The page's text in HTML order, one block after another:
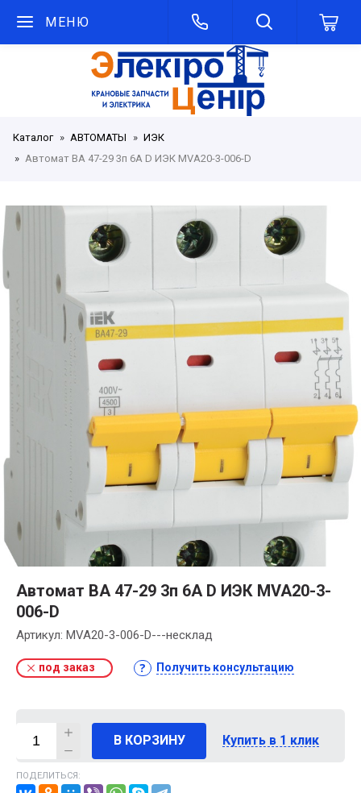
МЕНЮ
Каталог АВТОМАТЫ
ИЭК
Автомат ВА 47-29 3п 6А D ИЭК MVA20-3-006-D
Автомат ВА 47-29 3п 6А D ИЭК MVA20-3-
006-D
Артикул: MVA20-3-006-D---несклад
под заказ Получить консультацию
В КОРЗИНУ Купить в 1 клик
ПОДЕЛИТЬСЯ: